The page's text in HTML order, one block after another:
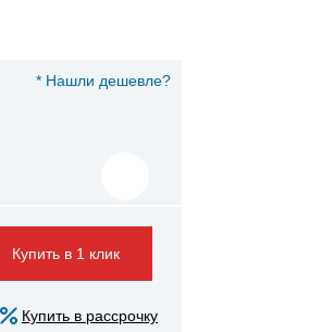
* Нашли дешевле?
Купить в 1 клик
Купить в рассрочку